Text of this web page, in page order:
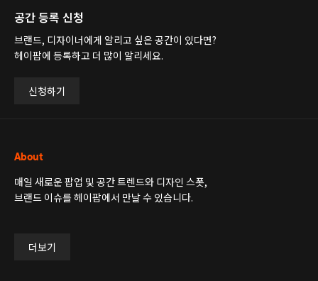
공간 등록 신청
브랜드, 디자이너에게 알리고 싶은 공간이 있다면?
헤이팝에 등록하고 더 많이 알리세요.
신청하기
About
매일 새로운 팝업 및 공간 트렌드와 디자인 스폿,
브랜드 이슈를 헤이팝에서 만날 수 있습니다.
더보기